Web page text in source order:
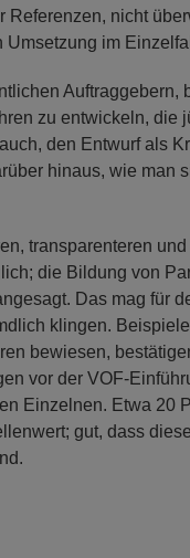
Referenzen, nicht
Umsetzung im
Auftraggebern,
zu entwickeln, die
den Entwurf als
hinaus, wie man
transparenteren
die Bildung von
Das mag für
klingen.
bewiesen,
vor der VOF-
Einzelnen. Etwa 20
gut, dass